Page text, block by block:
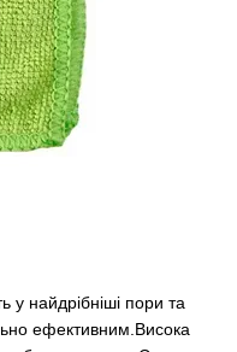
у найдрібніші пори та
ефективним.Висока